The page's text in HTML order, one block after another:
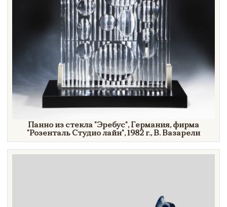
Панно из стекла"Эребус", Германия, фирма
"Розенталь Студиолайн",1982 г., В. Вазарели